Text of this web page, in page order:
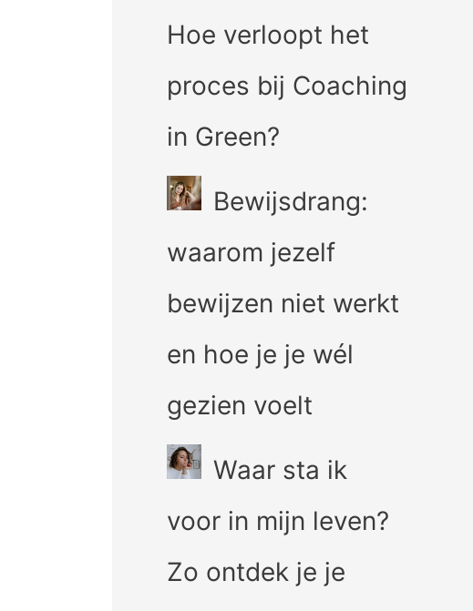
Hoe verloopt het
proces bij Coaching
in Green?
Bewijsdrang:
waarom jezelf
bewijzen niet werkt
en hoe je je wél
gezien voelt
Waar sta ik
voor in mijn leven?
Zo ontdek je je